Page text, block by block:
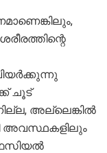
ചൂട്
അല്ലെങ്കിൽ
അവസ്ഥകളിലും